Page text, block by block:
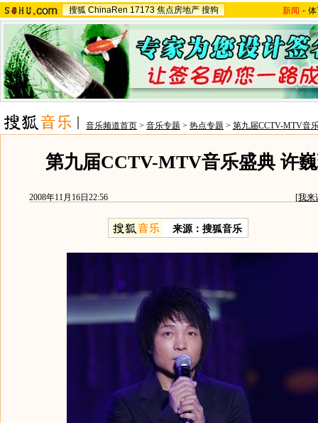
搜狐 ChinaRen 17173 焦点房地产 搜狗 新闻 -
音乐频道首页 > 音乐专题 > 热点专题 > 第九届CCTV-MTV音
第九届CCTV-MTV音乐盛典 许
2008年11月16日22:56 [我来
来源：搜狐音乐